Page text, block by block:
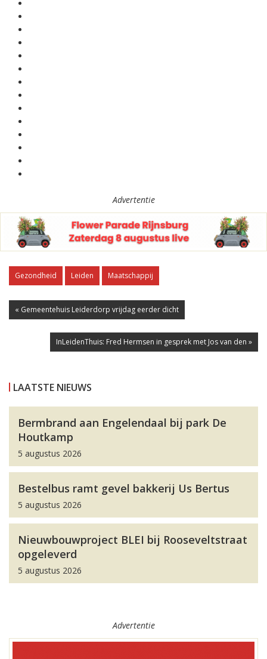
Advertentie
Gezondheid Leiden Maatschappij
« Gemeentehuis Leiderdorp vrijdag eerder dicht
InLeidenThuis: Fred Hermsen in gesprek met Jos van den »
LAATSTE NIEUWS
Bermbrand aan Engelendaal bij park De
Houtkamp
5 augustus 2026
Bestelbus ramt gevel bakkerij Us Bertus
5 augustus 2026
Nieuwbouwproject BLEI bij Rooseveltstraat
opgeleverd
5 augustus 2026
Advertentie